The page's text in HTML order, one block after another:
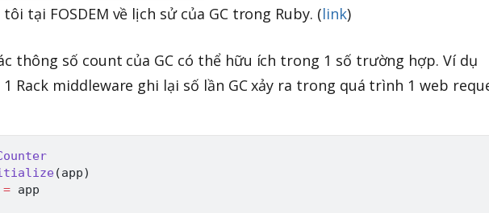
tại FOSDEM về lịch sử của GC trong Ruby. (link)
thông số count của GC có thể hữu ích trong 1 số trường hợp. Ví dụ
Rack middleware ghi lại số lần GC xảy ra trong quá trình 1 web
(app)
= app